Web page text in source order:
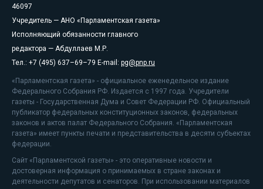
46097
Учредитель — АНО «Парламентская газета»
Исполняющий обязанности главного
редактора — Абдуллаев М.Р.
Тел.: +7 (495) 637–69–79 E-mail: pg@pnp.ru
«Парламентская газета» - официальное еженедельное издание
Федерального Собрания РФ. Издается с 1997 года. Учредители
газеты - Государственная Дума и Совет Федерации РФ. Официальный
публикатор федеральных конституционных законов, федеральных
законов и актов палат Федерального Собрания. «Парламентская
газета» имеет пункты печати и представительства в десяти субъектах
федерации.
Сайт «Парламентской газеты» - это оперативные новости и
достоверная информация о принимаемых в стране законах и
деятельности депутатов и сенаторов. При использовании материалов